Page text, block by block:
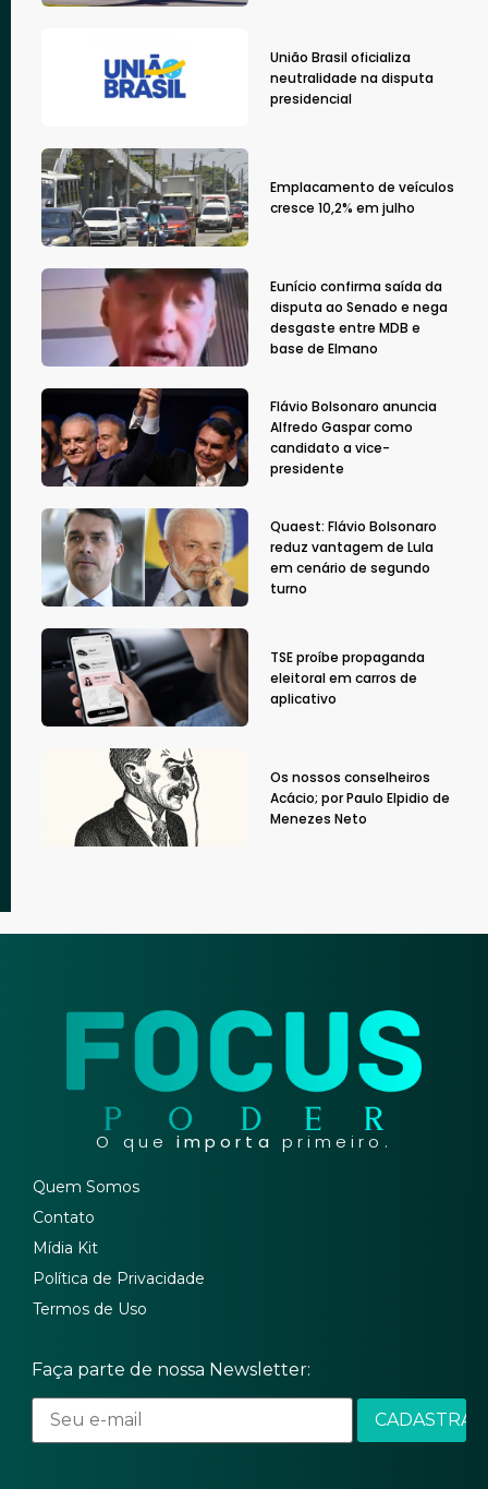
União Brasil oficializa
neutralidade na disputa
presidencial
Emplacamento de veículos
cresce 10,2% em julho
Eunício confirma saída da
disputa ao Senado e nega
desgaste entre MDB e
base de Elmano
Flávio Bolsonaro anuncia
Alfredo Gaspar como
candidato a vice-
presidente
Quaest: Flávio Bolsonaro
reduz vantagem de Lula
em cenário de segundo
turno
TSE proíbe propaganda
eleitoral em carros de
aplicativo
Os nossos conselheiros
Acácio; por Paulo Elpidio de
Menezes Neto
O que importa primeiro.
Quem Somos
Contato
Mídia Kit
Política de Privacidade
Termos de Uso
Faça parte de nossa Newsletter: